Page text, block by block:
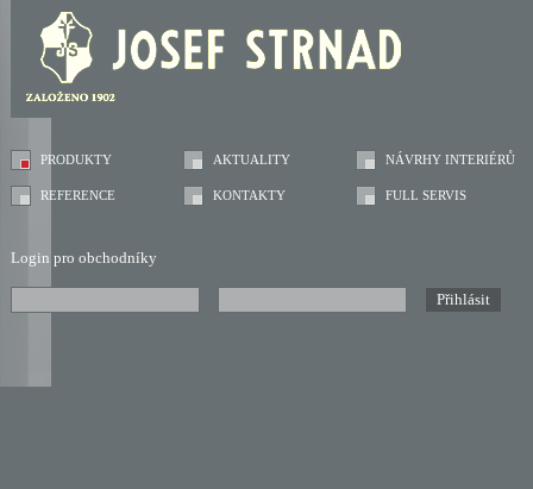
PRODUKTY AKTUALITY NÁVRHY INTERIÉRŮ
REFERENCE KONTAKTY FULL SERVIS
Login pro obchodníky